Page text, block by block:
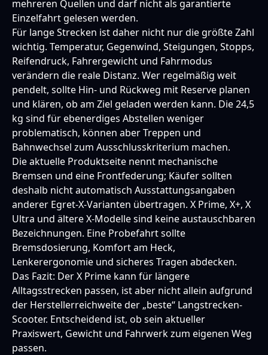
mehreren Quellen und darf nicht als garantierte
Einzelfahrt gelesen werden.
Für lange Strecken ist daher nicht nur die größte Zahl
wichtig. Temperatur, Gegenwind, Steigungen, Stopps,
Reifendruck, Fahrergewicht und Fahrmodus
verändern die reale Distanz. Wer regelmäßig weit
pendelt, sollte Hin- und Rückweg mit Reserve planen
und klären, ob am Ziel geladen werden kann. Die 24,5
kg sind für ebenerdiges Abstellen weniger
problematisch, können aber Treppen und
Bahnwechsel zum Ausschlusskriterium machen.
Die aktuelle Produktseite nennt mechanische
Bremsen und eine Frontfederung; Käufer sollten
deshalb nicht automatisch Ausstattungsangaben
anderer Egret-X-Varianten übertragen. X Prime, X+, X
Ultra und ältere X-Modelle sind keine austauschbaren
Bezeichnungen. Eine Probefahrt sollte
Bremsdosierung, Komfort am Heck,
Lenkerergonomie und sicheres Tragen abdecken.
Das Fazit: Der X Prime kann für längere
Alltagsstrecken passen, ist aber nicht allein aufgrund
der Herstellerreichweite der „beste“ Langstrecken-
Scooter. Entscheidend ist, ob sein aktueller
Praxiswert, Gewicht und Fahrwerk zum eigenen Weg
passen.